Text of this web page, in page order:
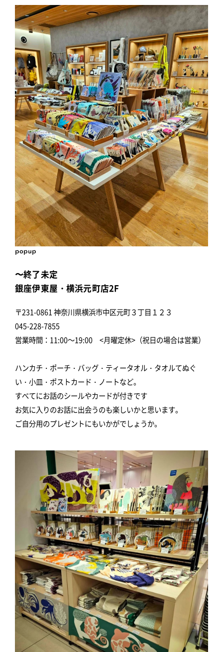
popup
〜終了未定
銀座伊東屋・横浜元町店2F
〒231-0861 神奈川県横浜市中区元町３丁目１２３
045-228-7855
営業時間：11:00～19:00 <月曜定休>（祝日の場合は営業）
ハンカチ・ポーチ・バッグ・ティータオル・タオルてぬぐ
い・小皿・ポストカード・ノートなど。
すべてにお話のシールやカードが付きです
お気に入りのお話に出会うのも楽しいかと思います。
ご自分用のプレゼントにもいかがでしょうか。